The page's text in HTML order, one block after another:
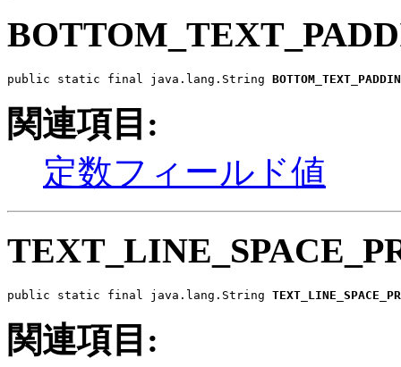
public static final java.lang.String
関連項目:
定数フィールド値
public static final java.lang.String
関連項目: